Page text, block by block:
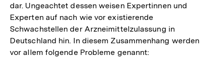
dar. Ungeachtet dessen weisen Expertinnen und
Experten auf nach wie vor existierende
Schwachstellen der Arzneimittelzulassung in
Deutschland hin. In diesem Zusammenhang werden
vor allem folgende Probleme genannt: